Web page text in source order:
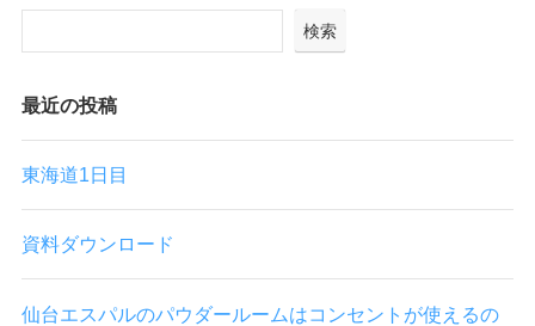
検索
最近の投稿
東海道1日目
資料ダウンロード
仙台エスパルのパウダールームはコンセントが使えるの